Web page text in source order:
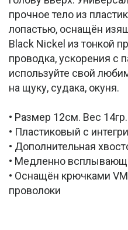
прочное тело из
лопастью, оснащён
Black Nickel из тонкой
проводка, ускорения с
используйте свой
на щуку, судака, окуня.
• Размер 12см. Вес
• Пластиковый с
• Дополнительная
• Медленно
• Оснащён крючками
проволоки